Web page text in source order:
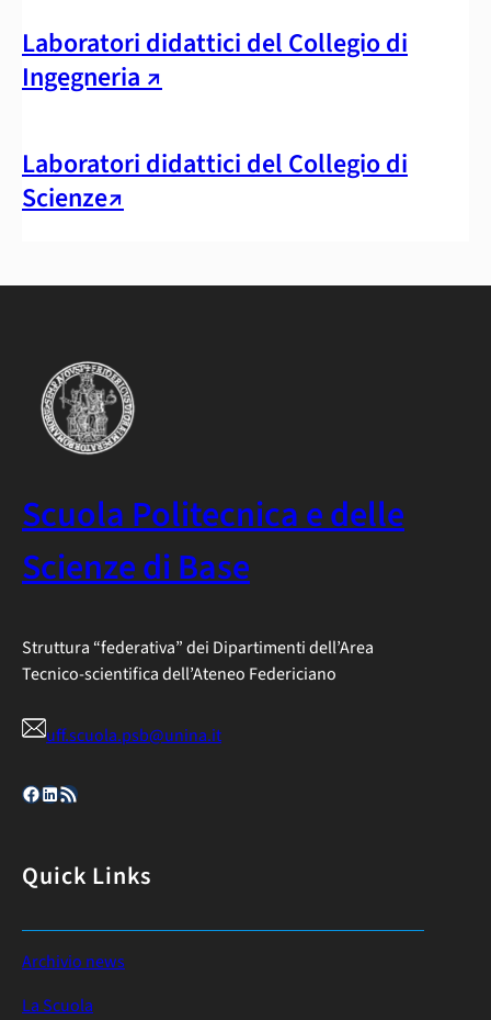
Laboratori didattici del Collegio di
Ingegneria ↗
Laboratori didattici del Collegio di
Scienze↗
Scuola Politecnica e delle
Scienze di Base
Struttura “federativa” dei Dipartimenti dell’Area
Tecnico-scientifica dell’Ateneo Federiciano
uff.scuola.psb@unina.it
Facebook LinkedIn Feed RSS
Quick Links
Archivio news
La Scuola